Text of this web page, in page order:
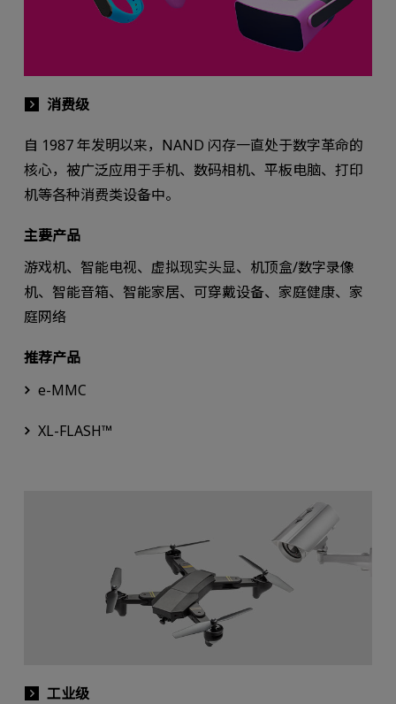
消费级
自 1987 年发明以来，NAND 闪存一直处于数字革命的
核心，被广泛应用于手机、数码相机、平板电脑、打印
机等各种消费类设备中。
主要产品
游戏机、智能电视、虚拟现实头显、机顶盒/数字录像
机、智能音箱、智能家居、可穿戴设备、家庭健康、家
庭网络
推荐产品
e-MMC
XL-FLASH™
工业级